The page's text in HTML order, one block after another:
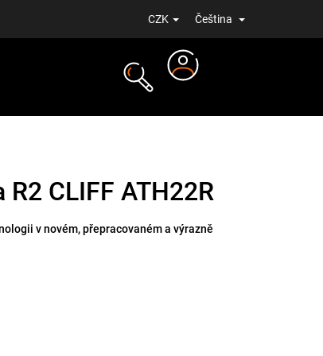
CZK Čeština
CLIFF ATH22R
v novém, přepracovaném a výrazně